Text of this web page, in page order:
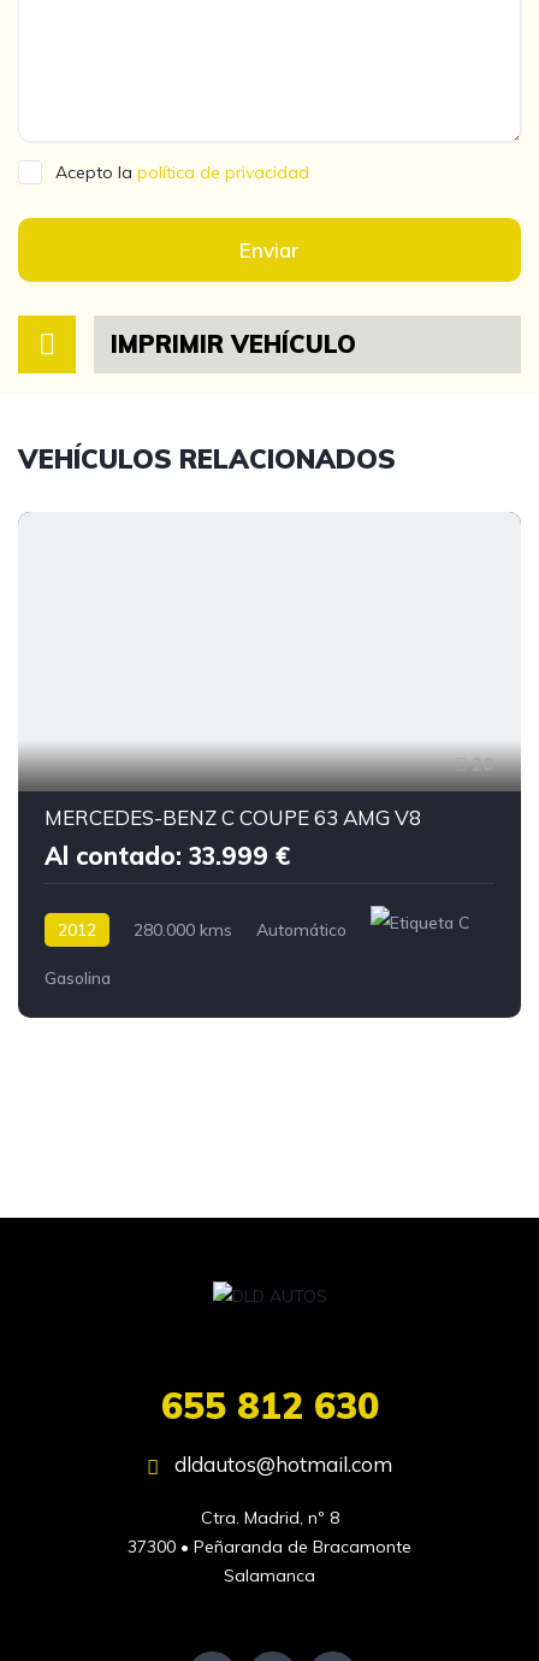
Acepto la política de privacidad
Enviar
IMPRIMIR VEHÍCULO
VEHÍCULOS RELACIONADOS
20
MERCEDES-BENZ C COUPE 63 AMG V8
Al contado: 33.999 €
2012 280.000 kms Automático
Gasolina
655 812 630
dldautos@hotmail.com
Ctra. Madrid, nº 8
37300 • Peñaranda de Bracamonte
Salamanca